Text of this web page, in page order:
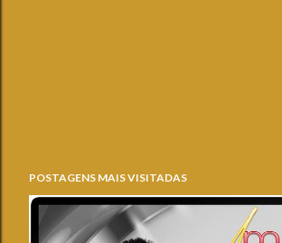
POSTAGENS MAIS VISITADAS